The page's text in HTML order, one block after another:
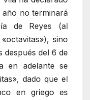
año no terminará
de Reyes (al
sino
después del 6 de
en adelante se
dado que el
en griego es